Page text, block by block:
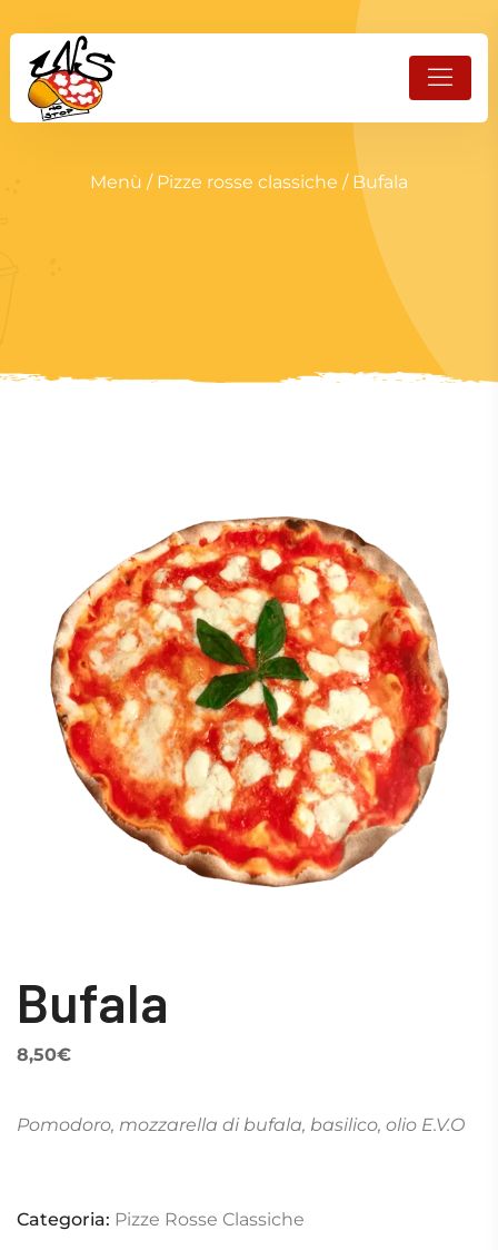
Menù / Pizze rosse classiche / Bufala
Bufala
8,50€
Pomodoro, mozzarella di bufala, basilico, olio E.V.O
Categoria: Pizze Rosse Classiche